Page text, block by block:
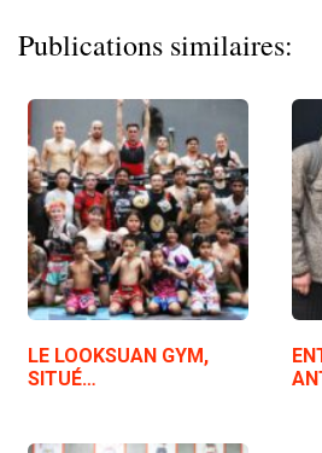
Publications similaires:
LE LOOKSUAN GYM,
SITUÉ…